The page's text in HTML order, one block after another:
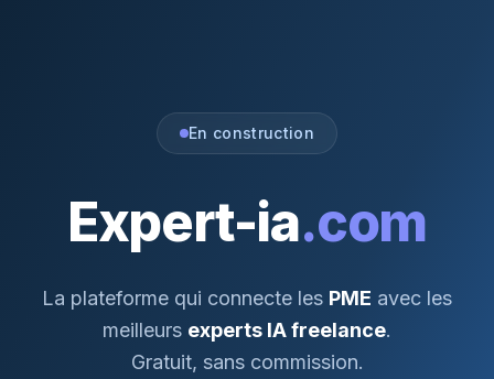
En construction
Expert-ia.com
La plateforme qui connecte les PME avec les
meilleurs experts IA freelance.
Gratuit, sans commission.